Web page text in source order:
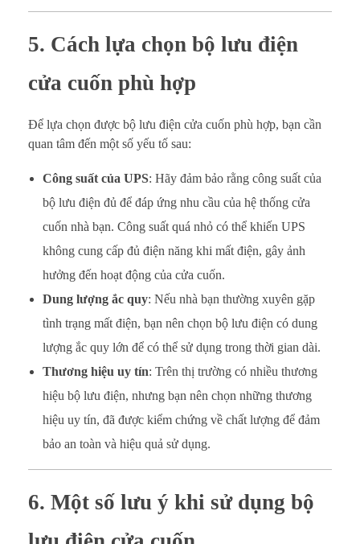
5. Cách lựa chọn bộ lưu điện
cửa cuốn phù hợp
Để lựa chọn được bộ lưu điện cửa cuốn phù hợp, bạn cần
quan tâm đến một số yếu tố sau:
Công suất của UPS: Hãy đảm bảo rằng công suất của
bộ lưu điện đủ để đáp ứng nhu cầu của hệ thống cửa
cuốn nhà bạn. Công suất quá nhỏ có thể khiến UPS
không cung cấp đủ điện năng khi mất điện, gây ảnh
hưởng đến hoạt động của cửa cuốn.
Dung lượng ắc quy: Nếu nhà bạn thường xuyên gặp
tình trạng mất điện, bạn nên chọn bộ lưu điện có dung
lượng ắc quy lớn để có thể sử dụng trong thời gian dài.
Thương hiệu uy tín: Trên thị trường có nhiều thương
hiệu bộ lưu điện, nhưng bạn nên chọn những thương
hiệu uy tín, đã được kiểm chứng về chất lượng để đảm
bảo an toàn và hiệu quả sử dụng.
6. Một số lưu ý khi sử dụng bộ